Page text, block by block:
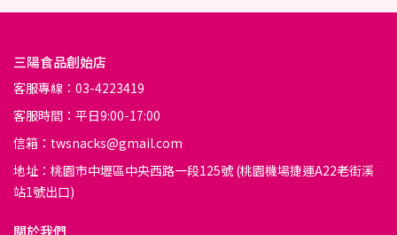
三陽食品創始店
客服專線：03-4223419
客服時間：平日9:00-17:00
信箱：twsnacks@gmail.com
地址：桃園市中壢區中央西路一段125號 (桃園機場捷運A22老街溪
站1號出口)